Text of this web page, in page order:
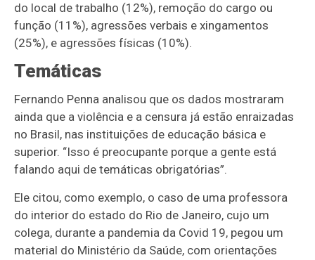
do local de trabalho (12%), remoção do cargo ou
função (11%), agressões verbais e xingamentos
(25%), e agressões físicas (10%).
Temáticas
Fernando Penna analisou que os dados mostraram
ainda que a violência e a censura já estão enraizadas
no Brasil, nas instituições de educação básica e
superior. “Isso é preocupante porque a gente está
falando aqui de temáticas obrigatórias”.
Ele citou, como exemplo, o caso de uma professora
do interior do estado do Rio de Janeiro, cujo um
colega, durante a pandemia da Covid 19, pegou um
material do Ministério da Saúde, com orientações